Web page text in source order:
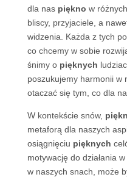
dla nas piękno w
bliscy, przyjaciele, a
widzenia. Każda z tych
co chcemy w sobie
śnimy o pięknych
poszukujemy harmonii w
otaczać się tym, co dla
W kontekście snów,
metaforą dla naszych
osiągnięciu pięknych
motywację do działania
w naszych snach, może